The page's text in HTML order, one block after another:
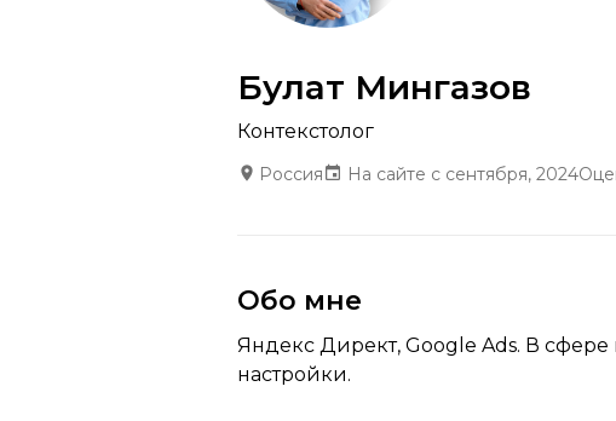
Булат Мингазов
Контекстолог
Россия На сайте с сентября, 2024
Обо мне
Яндекс Директ, Google Ads. В сфере
настройки.